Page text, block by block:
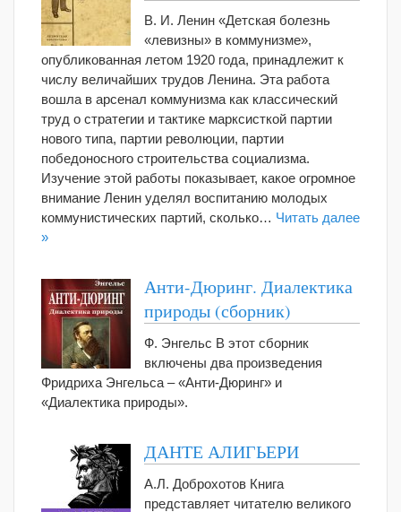
В. И. Ленин «Детская болезнь
«левизны» в коммунизме»,
опубликованная летом 1920 года, принадлежит к
числу величайших трудов Ленина. Эта работа
вошла в арсенал коммунизма как классический
труд о стратегии и тактике марксисткой партии
нового типа, партии революции, партии
победоносного строительства социализма.
Изучение этой работы показывает, какое огромное
внимание Ленин уделял воспитанию молодых
коммунистических партий, сколько… Читать далее
»
Анти-Дюринг. Диалектика
природы (сборник)
Ф. Энгельс В этот сборник
включены два произведения
Фридриха Энгельса – «Анти-Дюринг» и
«Диалектика природы».
ДАНТЕ АЛИГЬЕРИ
А.Л. Доброхотов Книга
представляет читателю великого